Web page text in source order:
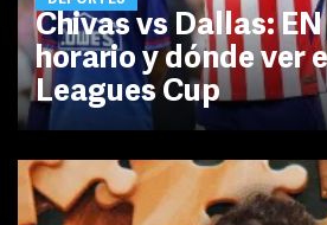
Chivas vs Dallas: EN
horario y dónde ver
Leagues Cup